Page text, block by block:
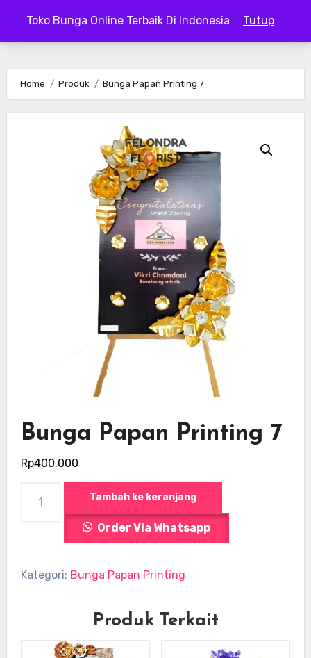
Toko Bunga Online Terbaik Di Indonesia Tutup
content
Home Produk Bunga Papan Printing 7
Bunga Papan Printing 7
Rp400.000
Bunga
7
Tambah ke keranjang
Order Via Whatsapp
Kategori: Bunga Papan Printing
Produk Terkait